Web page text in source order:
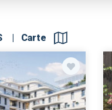
| Carte